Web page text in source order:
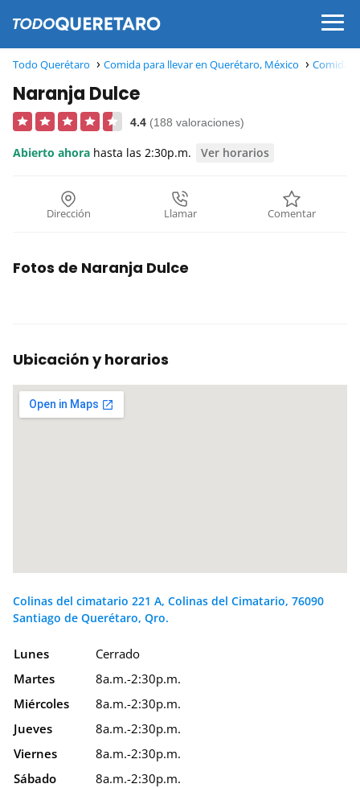
Todo Querétaro Comida para llevar en Querétaro, México Comida
Naranja Dulce
4.4 (188 valoraciones)
Abierto ahora hasta las 2:30p.m. Ver horarios
Dirección Llamar Comentar
Fotos de Naranja Dulce
Ubicación y horarios
Colinas del cimatario 221 A, Colinas del Cimatario, 76090
Santiago de Querétaro, Qro.
Lunes
Cerrado
Martes
8a.m.-2:30p.m.
Miércoles
8a.m.-2:30p.m.
Jueves
8a.m.-2:30p.m.
Viernes
8a.m.-2:30p.m.
Sábado
8a.m.-2:30p.m.